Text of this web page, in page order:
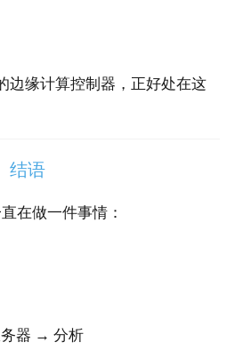
边缘计算控制器，正好处在这
结语
在做一件事情：
器 → 分析